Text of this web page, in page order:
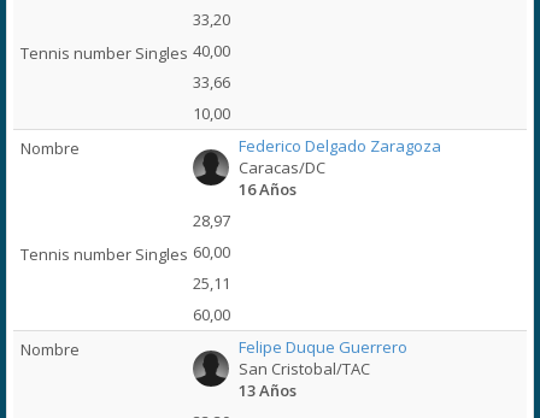
33,20
40,00
33,66
10,00
Federico Delgado Zaragoza
Caracas/DC
16 Años
28,97
60,00
25,11
60,00
Felipe Duque Guerrero
San Cristobal/TAC
13 Años